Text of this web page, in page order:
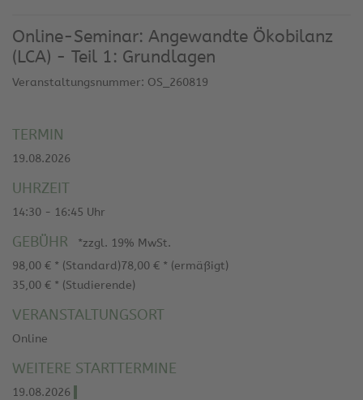
Online-Seminar: Angewandte Ökobilanz
(LCA) - Teil 1: Grundlagen
Veranstaltungsnummer: OS_260819
TERMIN
19.08.2026
UHRZEIT
14:30 - 16:45 Uhr
GEBÜHR
*zzgl. 19% MwSt.
98,00 € * (Standard)78,00 € * (ermäßigt)
35,00 € * (Studierende)
VERANSTALTUNGSORT
Online
WEITERE STARTTERMINE
19.08.2026